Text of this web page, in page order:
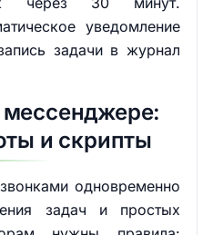
уведомление
задачи в журнал
и скрипты
одновременно
задач и простых